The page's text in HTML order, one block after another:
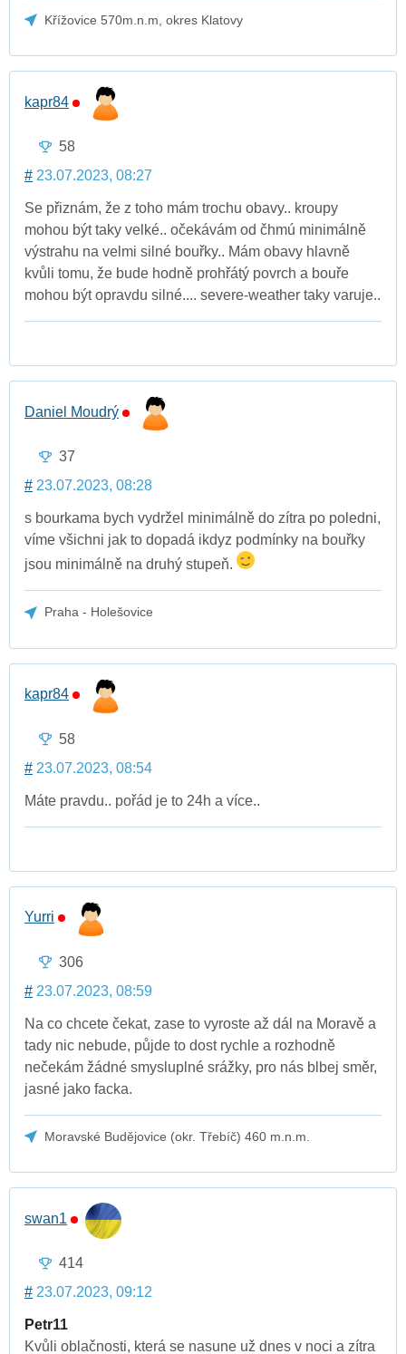
Křížovice 570m.n.m, okres Klatovy
kapr84
58
# 23.07.2023, 08:27
Se přiznám, že z toho mám trochu obavy.. kroupy
mohou být taky velké.. očekávám od čhmú minimálně
výstrahu na velmi silné bouřky.. Mám obavy hlavně
kvůli tomu, že bude hodně prohřátý povrch a bouře
mohou být opravdu silné.... severe-weather taky varuje..
Daniel Moudrý
37
# 23.07.2023, 08:28
s bourkama bych vydržel minimálně do zítra po poledni,
víme všichni jak to dopadá ikdyz podmínky na bouřky
jsou minimálně na druhý stupeň.
Praha - Holešovice
kapr84
58
# 23.07.2023, 08:54
Máte pravdu.. pořád je to 24h a více..
Yurri
306
# 23.07.2023, 08:59
Na co chcete čekat, zase to vyroste až dál na Moravě a
tady nic nebude, půjde to dost rychle a rozhodně
nečekám žádné smysluplné srážky, pro nás blbej směr,
jasné jako facka.
Moravské Budějovice (okr. Třebíč) 460 m.n.m.
swan1
414
# 23.07.2023, 09:12
Petr11
Kvůli oblačnosti, která se nasune už dnes v noci a zítra